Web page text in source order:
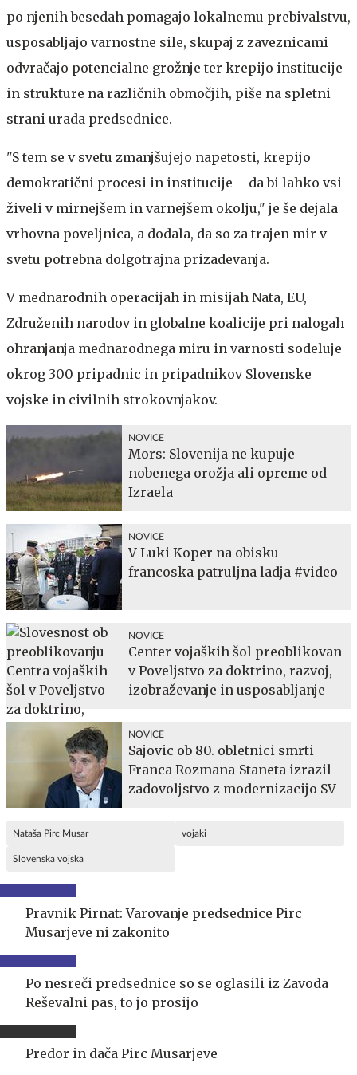
po njenih besedah pomagajo lokalnemu prebivalstvu,
usposabljajo varnostne sile, skupaj z zaveznicami
odvračajo potencialne grožnje ter krepijo institucije
in strukture na različnih območjih, piše na spletni
strani urada predsednice.
"S tem se v svetu zmanjšujejo napetosti, krepijo
demokratični procesi in institucije – da bi lahko vsi
živeli v mirnejšem in varnejšem okolju," je še dejala
vrhovna poveljnica, a dodala, da so za trajen mir v
svetu potrebna dolgotrajna prizadevanja.
V mednarodnih operacijah in misijah Nata, EU,
Združenih narodov in globalne koalicije pri nalogah
ohranjanja mednarodnega miru in varnosti sodeluje
okrog 300 pripadnic in pripadnikov Slovenske
vojske in civilnih strokovnjakov.
NOVICE
Mors: Slovenija ne kupuje
nobenega orožja ali opreme od
Izraela
NOVICE
V Luki Koper na obisku
francoska patruljna ladja #video
NOVICE
Center vojaških šol preoblikovan
v Poveljstvo za doktrino, razvoj,
izobraževanje in usposabljanje
NOVICE
Sajovic ob 80. obletnici smrti
Franca Rozmana-Staneta izrazil
zadovoljstvo z modernizacijo SV
Nataša Pirc Musar vojaki
Slovenska vojska
Pravnik Pirnat: Varovanje predsednice Pirc
Musarjeve ni zakonito
Po nesreči predsednice so se oglasili iz Zavoda
Reševalni pas, to jo prosijo
Predor in dača Pirc Musarjeve